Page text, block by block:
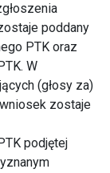
poddany
PTK oraz
W
(głosy za)
wniosek zostaje
podjętej